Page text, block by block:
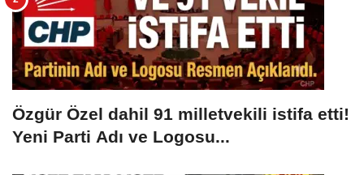
Özgür Özel dahil 91 milletvekili istifa etti!
Yeni Parti Adı ve Logosu...